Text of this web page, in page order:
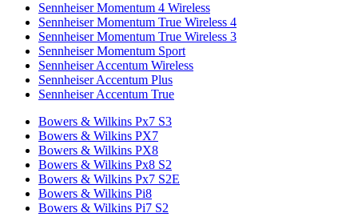
Sennheiser Momentum 4 Wireless
Sennheiser Momentum True Wireless 4
Sennheiser Momentum True Wireless 3
Sennheiser Momentum Sport
Sennheiser Accentum Wireless
Sennheiser Accentum Plus
Sennheiser Accentum True
Bowers & Wilkins Px7 S3
Bowers & Wilkins PX7
Bowers & Wilkins PX8
Bowers & Wilkins Px8 S2
Bowers & Wilkins Px7 S2E
Bowers & Wilkins Pi8
Bowers & Wilkins Pi7 S2